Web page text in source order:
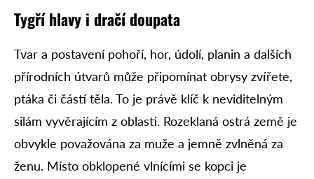
Tygří hlavy i dračí doupata
Tvar a postavení pohoří, hor, údolí, planin a dalších
přírodních útvarů může připomínat obrysy zvířete,
ptáka či částí těla. To je právě klíč k neviditelným
silám vyvěrajícím z oblasti. Rozeklaná ostrá země je
obvykle považována za muže a jemně zvlněná za
ženu. Místo obklopené vlnícími se kopci je